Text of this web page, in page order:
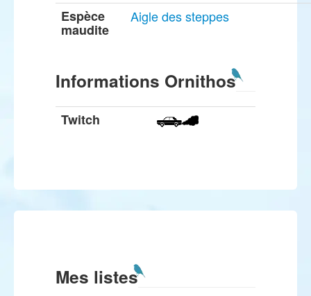
Espèce
maudite
Aigle des steppes
Informations Ornithos
Twitch
Mes listes